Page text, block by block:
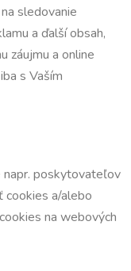
sledovanie
a ďalší obsah,
záujmu a online
s Vaším
napr. poskytovateľov
cookies a/alebo
na webových